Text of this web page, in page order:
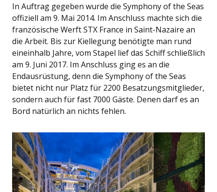
In Auftrag gegeben wurde die Symphony of the Seas
offiziell am 9. Mai 2014. Im Anschluss machte sich die
französische Werft STX France in Saint-Nazaire an
die Arbeit. Bis zur Kiellegung benötigte man rund
eineinhalb Jahre, vom Stapel lief das Schiff schließlich
am 9. Juni 2017. Im Anschluss ging es an die
Endausrüstung, denn die Symphony of the Seas
bietet nicht nur Platz für 2200 Besatzungsmitglieder,
sondern auch für fast 7000 Gäste. Denen darf es an
Bord natürlich an nichts fehlen.